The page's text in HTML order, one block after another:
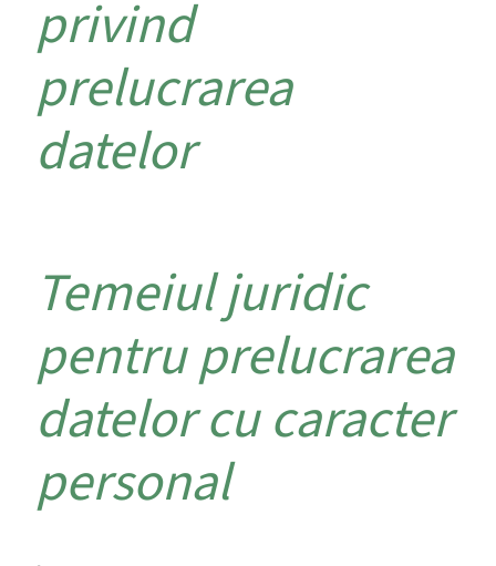
privind
prelucrarea
datelor
Temeiul juridic
pentru prelucrarea
datelor cu caracter
personal